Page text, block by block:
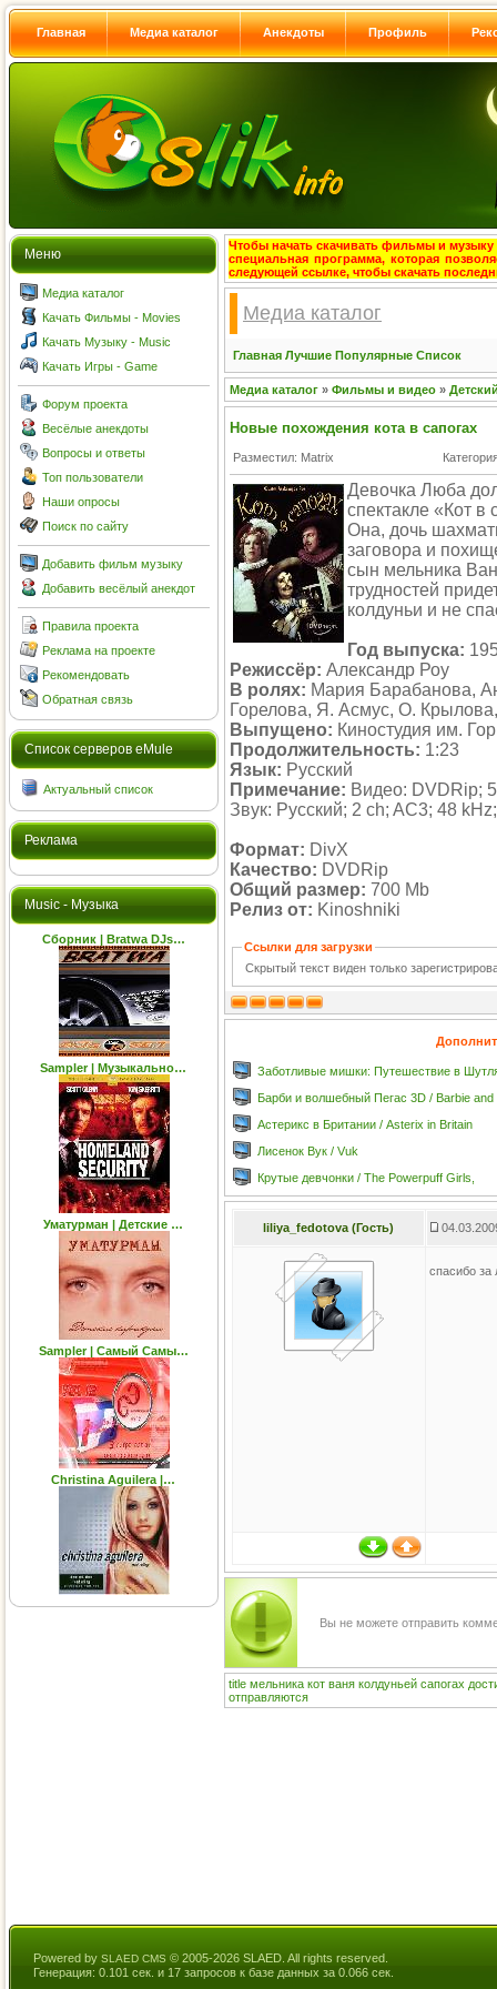
Главная Медиа каталог Анекдоты Профиль
Меню
Медиа каталог
Качать Фильмы - Movies
Качать Музыку - Music
Качать Игры - Game
Форум проекта
Весёлые анекдоты
Вопросы и ответы
Топ пользователи
Наши опросы
Поиск по сайту
Добавить фильм музыку
Добавить весёлый анекдот
Правила проекта
Реклама на проекте
Рекомендовать
Обратная связь
Cписок серверов eMule
Актуальный список
Реклама
Music - Музыка
Сборник | Bratwa DJs…
Sampler | Музыкально…
Уматурман | Детские …
Sampler | Самый Самы…
Christina Aguilera |…
Чтобы начать скачивать фильмы и музыку
специальная программа, которая
следующей ссылке, чтобы скачать
Медиа каталог
Главная Лучшие Популярные Список
Медиа каталог » Фильмы и видео »
Новые похождения кота в сапогах
Разместил: Matrix
Девочка Люба
спектакле «Кот в
Она, дочь
заговора и
сын мельника
трудностей
колдуньи и не
Год выпуска:
Режиссёр: Александр Роу
В ролях: Мария Барабанова,
Горелова, Я. Асмус, О.
Выпущено: Киностудия им.
Продолжительность: 1:23
Язык: Русский
Примечание: Видео: DVDRip;
Звук: Русский; 2 ch; AC3; 48
Формат: DivX
Качество: DVDRip
Общий размер: 700 Mb
Релиз от: Kinoshniki
Ссылки для загрузки
Скрытый текст виден только
Заботливые мишки: Путешествие в
Барби и волшебный Пегас 3D / Barbie
Астерикс в Британии / Asterix in Britain
Лисенок Вук / Vuk
Крутые девчонки / The Powerpuff Girls,
liliya_fedotova (Гость)
спасибо
Вы не можете отправить
title мельника кот ваня колдуньей сапогах
отправляются
Powered by SLAED CMS © 2005-2026 SLAED. All rights reserved.
Генерация: 0.101 сек. и 17 запросов к базе данных за 0.066 сек.